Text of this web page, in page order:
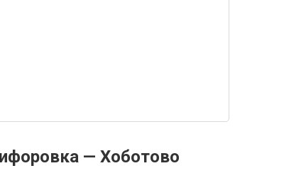
— Хоботово